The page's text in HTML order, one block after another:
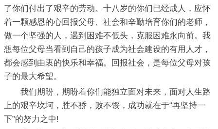
了你们付出了艰辛的劳动。十八岁的你们已经成人，应怀
着一颗感恩的心回报父母、社会和辛勤培育你们的老师，
做一个坚强的人，遇到困难不低头，克服困难永向前。我
想每位父母当看到自己的孩子成为社会建设的有用人才，
都会感到由衷的快乐和幸福。回报社会，是每位父母对孩
子的最大希望。
我们期盼，期盼着你们能独立面对未来，面对人生路
上的艰辛坎坷，胜不骄，败不馁，成功就在于“再坚持一
下”的努力之中!